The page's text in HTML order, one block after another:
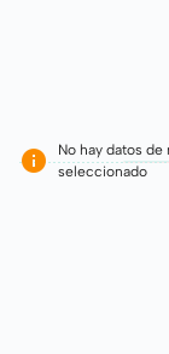
No hay datos
seleccionado